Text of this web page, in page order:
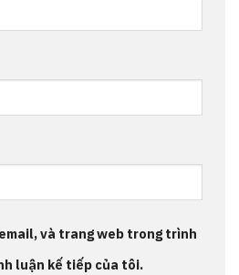
và trang web trong trình
luận kế tiếp của tôi.